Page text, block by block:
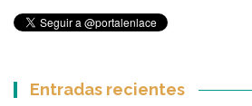
Entradas recientes